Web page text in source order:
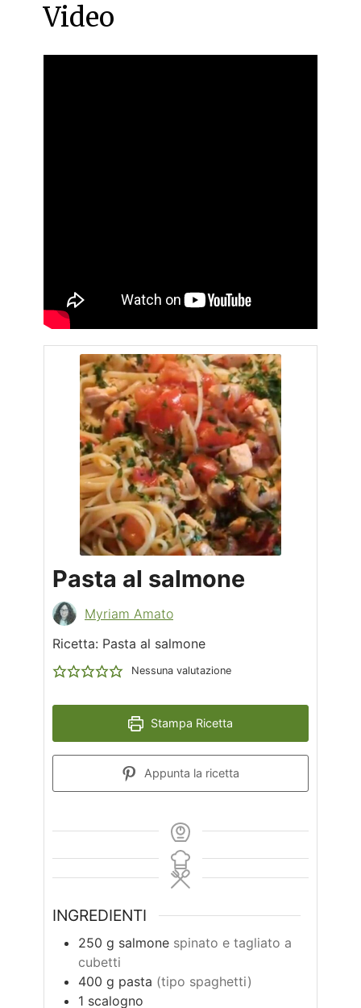
Video
Pasta al salmone
Myriam Amato
Ricetta: Pasta al salmone
Nessuna valutazione
Stampa Ricetta
Appunta la ricetta
INGREDIENTI
250 g salmone spinato e tagliato a
cubetti
400 g pasta (tipo spaghetti)
1 scalogno